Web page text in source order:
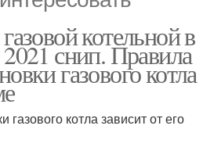
котельной в
снип. Правила
газового котла
газового котла зависит от его